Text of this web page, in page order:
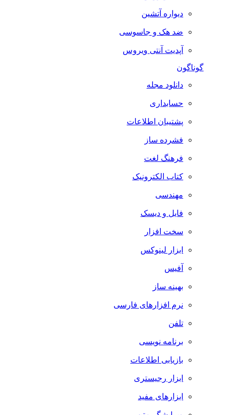
دیواره آتشین
ضد هک و جاسوسی
آپدیت آنتی ویروس
گوناگون
دانلود مجله
حسابداری
پشتیبان اطلاعات
فشرده ساز
فرهنگ لغت
کتاب الکترونیک
مهندسی
فایل و دیسک
سخت افزار
ابزار لینوکس
آفیس
بهینه ساز
نرم افزارهای فارسی
تلفن
برنامه نویسی
بازیابی اطلاعات
ابزار رجیستری
ابزارهای مفید